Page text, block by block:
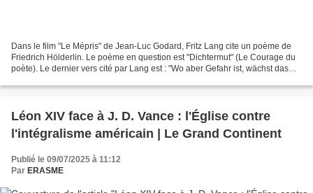
Dans le film "Le Mépris" de Jean-Luc Godard, Fritz Lang cite un poème de
Friedrich Hölderlin. Le poème en question est "Dichtermut" (Le Courage du
poète). Le dernier vers cité par Lang est : "Wo aber Gefahr ist, wächst das
Léon XIV face à J. D. Vance : l'Église contre
l'intégralisme américain | Le Grand Continent
Publié le 09/07/2025 à 11:12
Par ERASME